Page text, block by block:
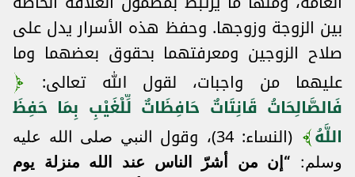
بين الزوجة وزوجها. وحفظ هذه الأسرار يدل على
صلاح الزوجين ومعرفتهما بحقوق بعضهما وما
عليهما من واجبات، لقول الله تعالى:
فَالصَّالِحَاتُ قَانِتَاتٌ حَافِظَاتٌ لِّلْغَيْبِ بِمَا حَفِظَ
اللَّهُ
(النساء: 34)، وقول
النبي صلى الله عليه
وسلم: “إن من أشرّ الناس عند الله منزلة يوم